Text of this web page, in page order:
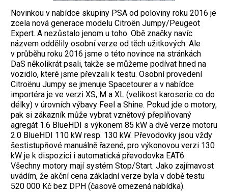
Novinkou v nabídce skupiny PSA od poloviny roku 2016 je
zcela nová generace modelu Citroën Jumpy/Peugeot
Expert. A nezůstalo jenom u toho. Obě značky navíc
názvem oddělily osobní verze od těch užitkových. Ale
v průběhu roku 2016 jsme o této novince na stránkách
DaS několikrát psali, takže se můžeme podívat hned na
vozidlo, které jsme převzali k testu. Osobní provedení
Citroënu Jumpy se jmenuje Spacetourer a v nabídce
importéra je ve verzi XS, M a XL (velikost karoserie co do
délky) v úrovních výbavy Feel a Shine. Pokud jde o motory,
pak si zákazník může vybrat vznětový přeplňovaný
agregát 1.6 BlueHDI s výkonem 85 kW a dvě verze motoru
2.0 BlueHDI 110 kW resp. 130 kW. Převodovky jsou vždy
šestistupňové manuálně řazené, pro výkonovou verzi 130
kW je k dispozici i automatická převodovka EAT6.
Všechny motory mají systém Stop/Start. Jako zajímavost
uvádím, že akční cena základní verze byla v době testu
520 000 Kč bez DPH (časově omezená nabídka).